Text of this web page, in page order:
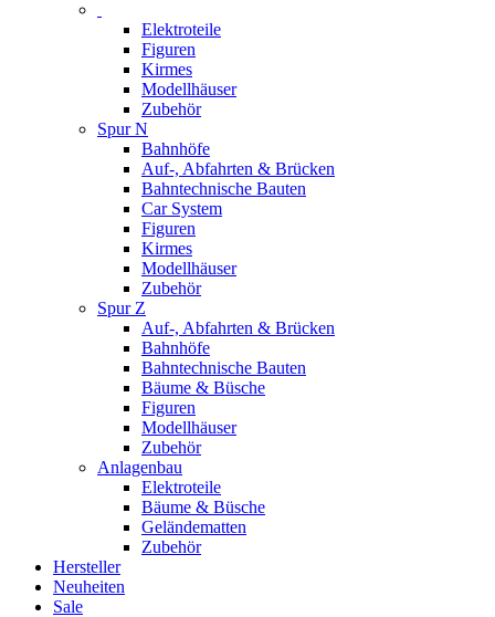
Elektroteile
Figuren
Kirmes
Modellhäuser
Zubehör
Spur N
Bahnhöfe
Auf-, Abfahrten & Brücken
Bahntechnische Bauten
Car System
Figuren
Kirmes
Modellhäuser
Zubehör
Spur Z
Auf-, Abfahrten & Brücken
Bahnhöfe
Bahntechnische Bauten
Bäume & Büsche
Figuren
Modellhäuser
Zubehör
Anlagenbau
Elektroteile
Bäume & Büsche
Geländematten
Zubehör
Hersteller
Neuheiten
Sale